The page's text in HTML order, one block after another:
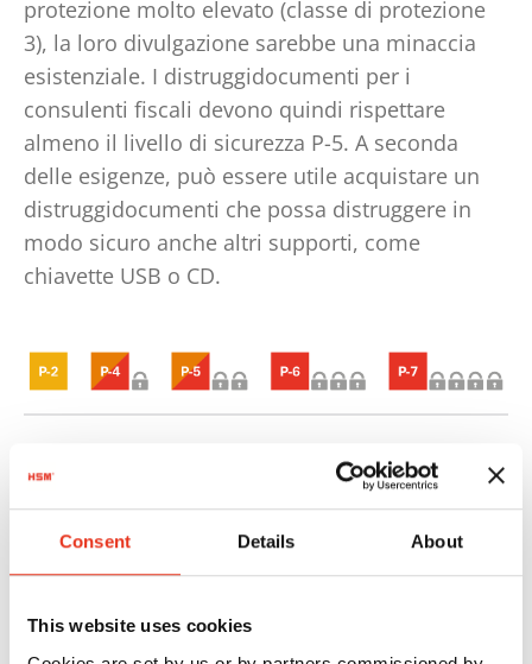
Consent Details About
This website uses cookies
protezione molto elevato (classe di protezione
3), la loro divulgazione sarebbe una minaccia
esistenziale. I distruggidocumenti per i
consulenti fiscali devono quindi rispettare
almeno il livello di sicurezza P-5. A seconda
delle esigenze, può essere utile acquistare un
distruggidocumenti che possa distruggere in
modo sicuro anche altri supporti, come
chiavette USB o CD.